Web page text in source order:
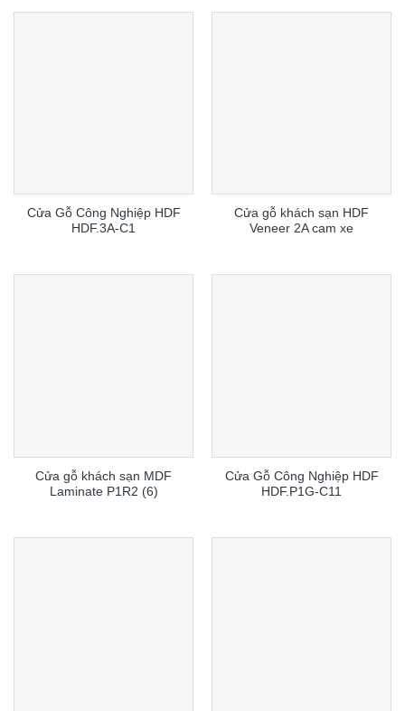
Cửa Gỗ Công Nghiệp HDF
HDF.3A-C1
Cửa gỗ khách sạn HDF
Veneer 2A cam xe
Cửa gỗ khách sạn MDF
Laminate P1R2 (6)
Cửa Gỗ Công Nghiệp HDF
HDF.P1G-C11